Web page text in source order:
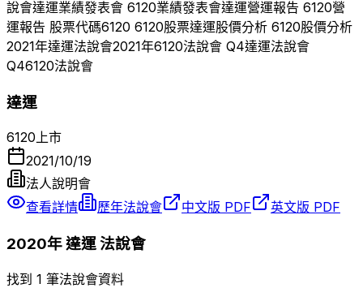
說會達運業績發表會 6120業績發表會達運營運報告 6120營
運報告 股票代碼6120 6120股票達運股價分析 6120股價分析
2021年達運法說會2021年6120法說會 Q4達運法說會
Q46120法說會
達運
6120上市
2021/10/19
法人說明會
查看詳情
歷年法說會 中文版 PDF 英文版 PDF
2020年達運法說會
找到 1 筆法說會資料